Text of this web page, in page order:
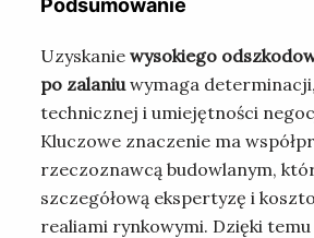
Podsumowanie
Uzyskanie wysokiego
po zalaniuwymaga
technicznej i umiejętności
Kluczowe znaczenie ma
rzeczoznawcą budowlanym,
szczegółową ekspertyzę i
realiami rynkowymi. Dzięki